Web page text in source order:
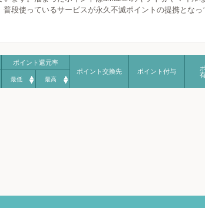
普段使っているサービスが永久不滅ポイントの提携とな
ポイント還元率
ポイント交換先
ポイント付与
最低 最高